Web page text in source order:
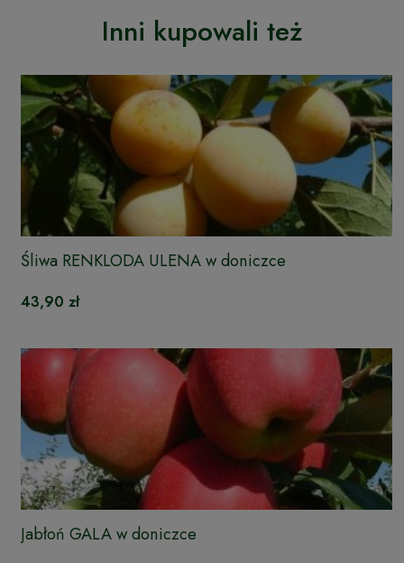
Inni kupowali też
Śliwa RENKLODA ULENA w doniczce
43,90 zł
Jabłoń GALA w doniczce